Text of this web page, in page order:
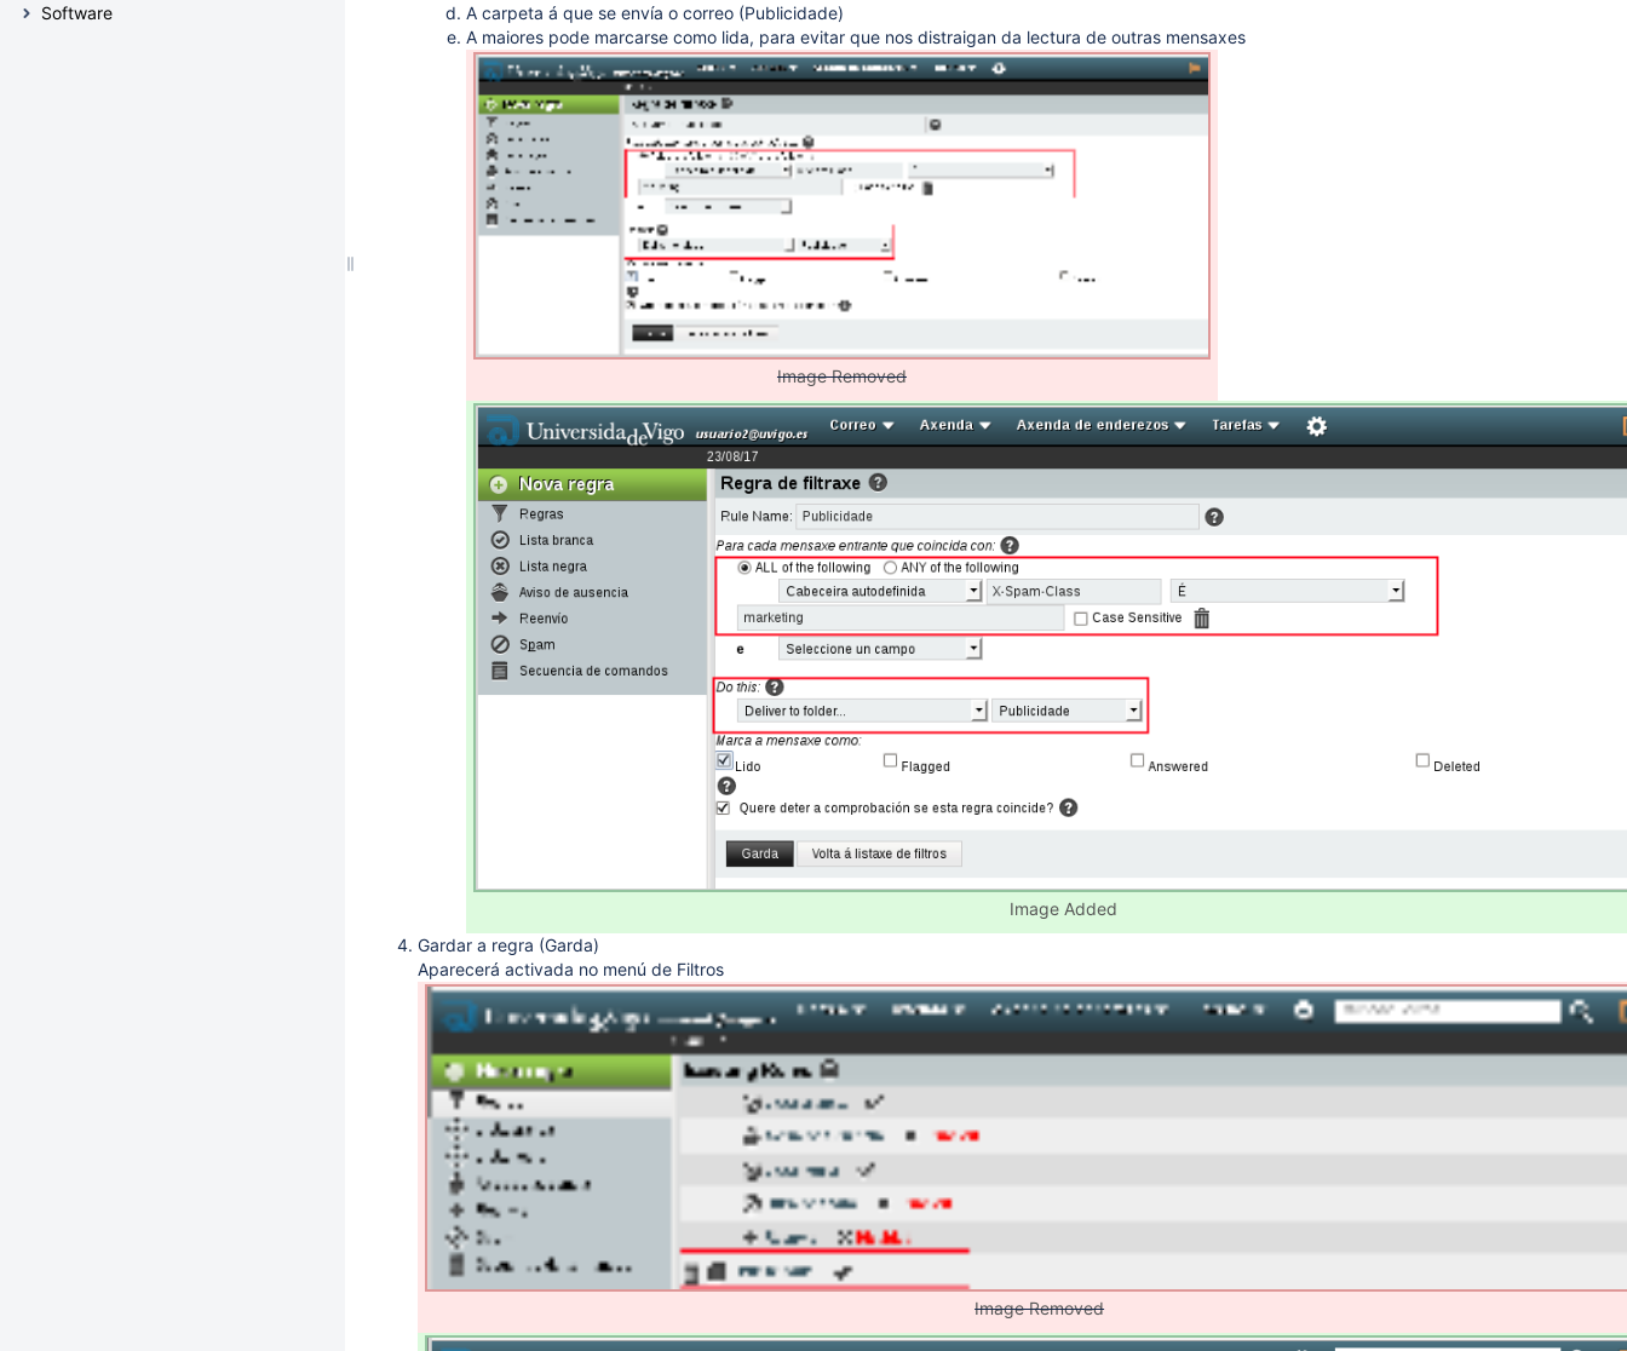
Software
A carpeta á que se envía o correo (Publicidade)
A maiores pode marcarse como lida, para evitar que nos distraigan da lectura de outras mensaxes
Image Removed
Image Added
Gardar a regra (Garda)
Aparecerá activada no menú de Filtros
Image Removed